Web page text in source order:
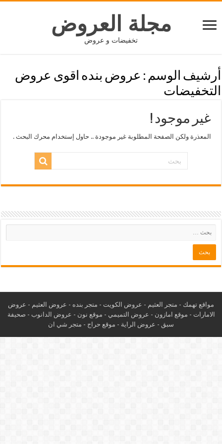
مجلة العروض
تخفيضات و عروض
أرشيف الوسم : عروض بنده اقوى عروض
التخفيضات
غير موجود !
المعذرة ولكن الصفحة المطلوبة غير موجودة .. حاول إستخدام محرك البحث .
مواقع تهمك - متجر العثيم - عروض الكويت - متجر بنده - عروض العثيم - عروض
الامارات - موقع امازون - عروض التميمي - موقع نون - عروض الدانوب - صحيفة
سبق - عروض الراية - موقع حراج - متجر شي ان